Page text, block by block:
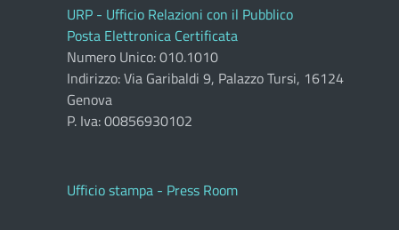
URP - Ufficio Relazioni con il Pubblico
Posta Elettronica Certificata
Numero Unico: 010.1010
Indirizzo: Via Garibaldi 9, Palazzo Tursi, 16124
Genova
P. Iva: 00856930102
Ufficio stampa - Press Room